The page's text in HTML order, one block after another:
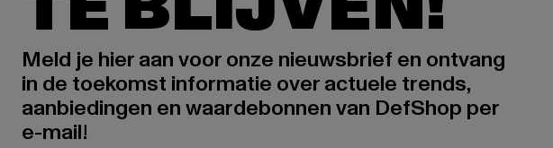
Meld je hier aan voor onze nieuwsbrief en ontvang
in de toekomst informatie over actuele trends,
aanbiedingen en waardebonnen van DefShop per
e-mail!